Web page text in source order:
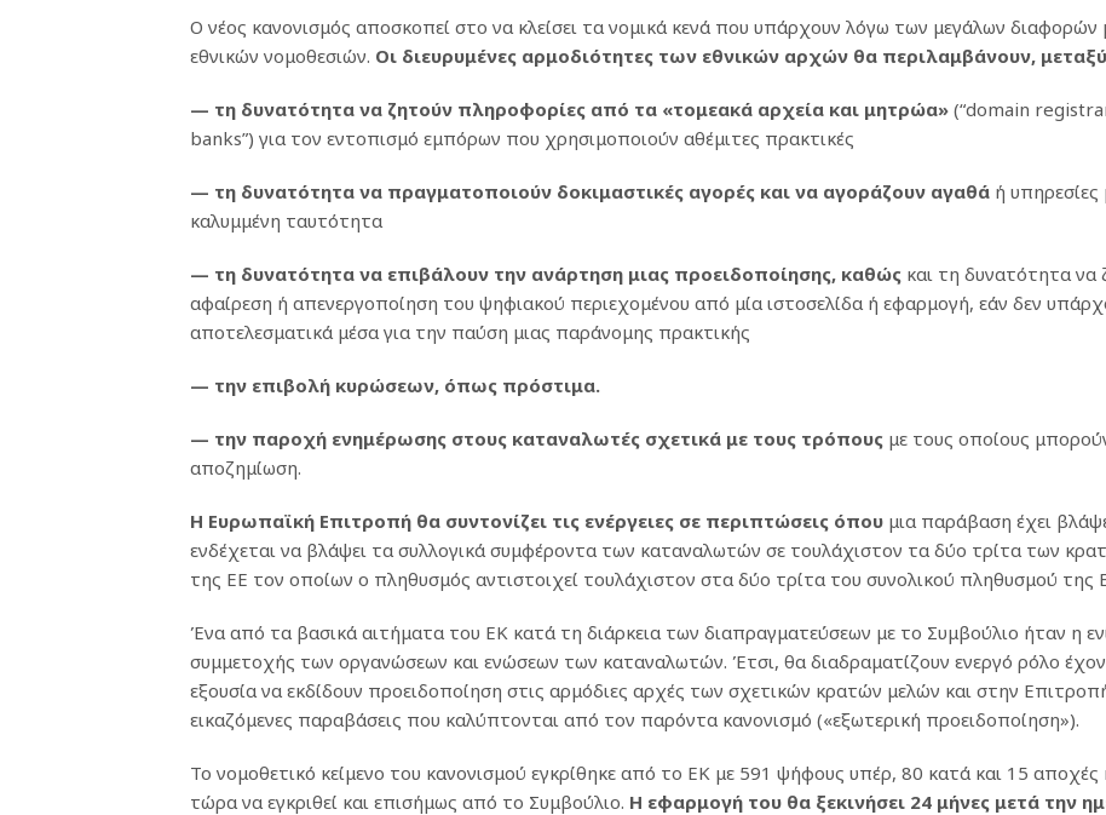
Ο νέος κανονισμός αποσκοπεί στο να κλείσει τα νομικά κενά που υπάρχουν λόγω των μεγάλων διαφορών
εθνικών νομοθεσιών. Οι διευρυμένες αρμοδιότητες των εθνικών αρχών θα περιλαμβάνουν,
— τη δυνατότητα να ζητούν πληροφορίες από τα «τομεακά αρχεία και μητρώα» (“domain
banks”) για τον εντοπισμό εμπόρων που χρησιμοποιούν αθέμιτες πρακτικές
— τη δυνατότητα να πραγματοποιούν δοκιμαστικές αγορές και να αγοράζουν αγαθά ή υπηρεσίες
καλυμμένη ταυτότητα
— τη δυνατότητα να επιβάλουν την ανάρτηση μιας προειδοποίησης, καθώς και τη δυνατότητα να
αφαίρεση ή απενεργοποίηση του ψηφιακού περιεχομένου από μία ιστοσελίδα ή εφαρμογή, εάν δεν
αποτελεσματικά μέσα για την παύση μιας παράνομης πρακτικής
— την επιβολή κυρώσεων, όπως πρόστιμα.
— την παροχή ενημέρωσης στους καταναλωτές σχετικά με τους τρόπους με τους οποίους
αποζημίωση.
Η Ευρωπαϊκή Επιτροπή θα συντονίζει τις ενέργειες σε περιπτώσεις όπου μια παράβαση έχει
ενδέχεται να βλάψει τα συλλογικά συμφέροντα των καταναλωτών σε τουλάχιστον τα δύο τρίτα των
της ΕΕ τον οποίων ο πληθυσμός αντιστοιχεί τουλάχιστον στα δύο τρίτα του συνολικού πληθυσμού της
Ένα από τα βασικά αιτήματα του ΕΚ κατά τη διάρκεια των διαπραγματεύσεων με το Συμβούλιο ήταν η
συμμετοχής των οργανώσεων και ενώσεων των καταναλωτών. Έτσι, θα διαδραματίζουν ενεργό ρόλο
εξουσία να εκδίδουν προειδοποίηση στις αρμόδιες αρχές των σχετικών κρατών μελών και στην
εικαζόμενες παραβάσεις που καλύπτονται από τον παρόντα κανονισμό («εξωτερική προειδοποίηση»).
Το νομοθετικό κείμενο του κανονισμού εγκρίθηκε από το ΕΚ με 591 ψήφους υπέρ, 80 κατά και 15 αποχές
τώρα να εγκριθεί και επισήμως από το Συμβούλιο. Η εφαρμογή του θα ξεκινήσει 24 μήνες μετά την